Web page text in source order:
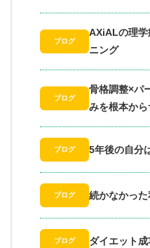
ブログ
AXiALの理学
ニング
ブログ
骨格調整×パ
みを根本から
ブログ 5年後の自分
ブログ 続かなかっ
ブログ ダイエット